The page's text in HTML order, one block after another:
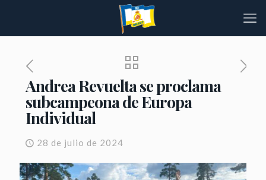
Andrea Revuelta se proclama
subcampeona de Europa
Individual
28 de julio de 2024